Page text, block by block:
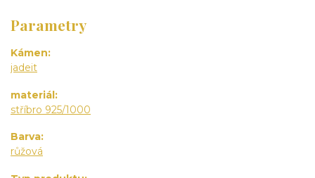
Parametry
Kámen
jadeit
materiál
stříbro 925/1000
Barva
růžová